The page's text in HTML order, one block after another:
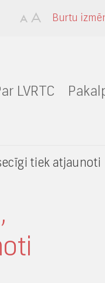
Burtu
LVRTC
tiek atjaunoti